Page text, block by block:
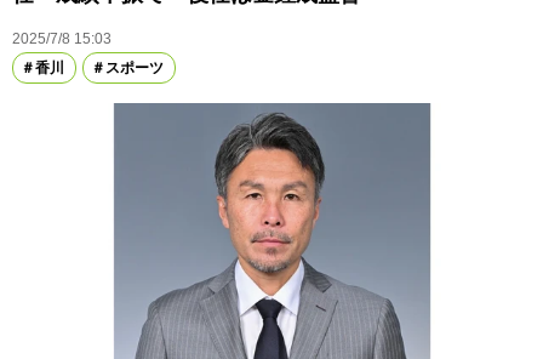
2025/7/8 15:03
香川
スポーツ